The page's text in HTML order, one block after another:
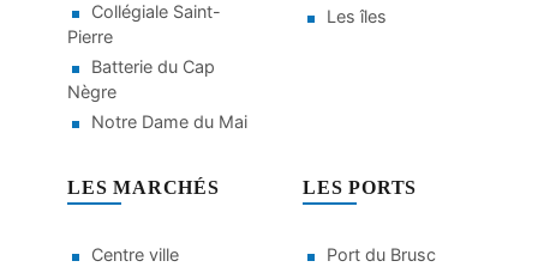
Collégiale Saint-
Pierre
Batterie du Cap
Nègre
Notre Dame du Mai
Les îles
LES MARCHÉS
Centre ville
LES PORTS
Port du Brusc